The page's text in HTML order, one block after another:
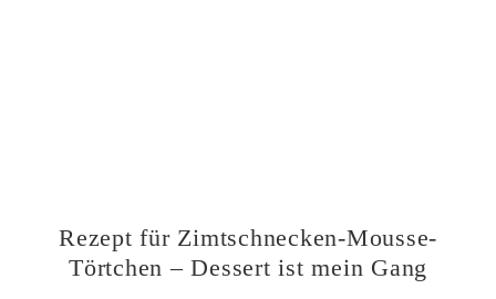
Rezept für Zimtschnecken-Mousse-
Törtchen – Dessert ist mein Gang